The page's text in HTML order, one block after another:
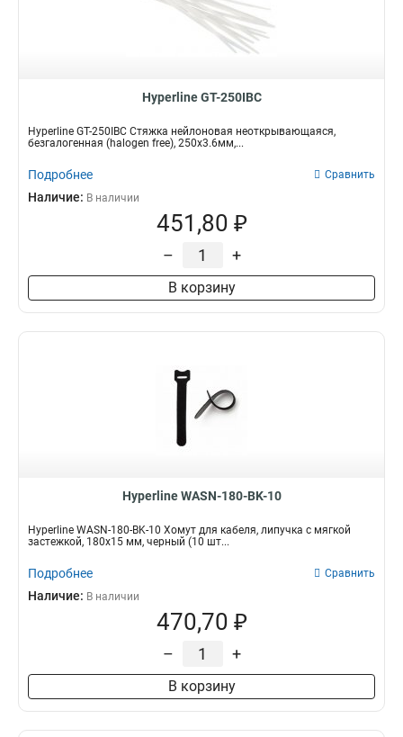
Hyperline GT-250IBC
Hyperline GT-250IBC Стяжка нейлоновая неоткрывающаяся,
безгалогенная (halogen free), 250x3.6мм,...
Подробнее Сравнить
Наличие: В наличии
451,80 ₽
– +
В корзину
Hyperline WASN-180-BK-10
Hyperline WASN-180-BK-10 Хомут для кабеля, липучка с мягкой
застежкой, 180x15 мм, черный (10 шт...
Подробнее Сравнить
Наличие: В наличии
470,70 ₽
– +
В корзину